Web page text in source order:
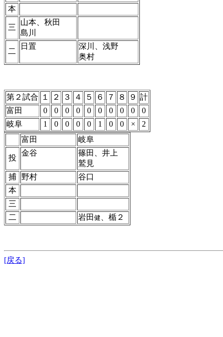
本
三
山本、秋田
島川
二
日置
深川、浅野
奥村
第２試合 １ ２ ３ ４ ５ ６ ７ ８ ９ 計
富田
0 0 0 0 0 0 0 0 0
0
岐阜
1 0 0 0 0 1 0 0 ×
2
富田
岐阜
投
金谷
篠田、井上
鷲見
捕
野村
谷口
本
三
二
岩田 健 、楯２
[戻る]